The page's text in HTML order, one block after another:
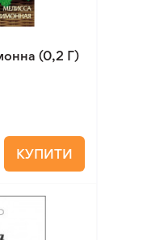
(0,2 Г)
КУПИТИ